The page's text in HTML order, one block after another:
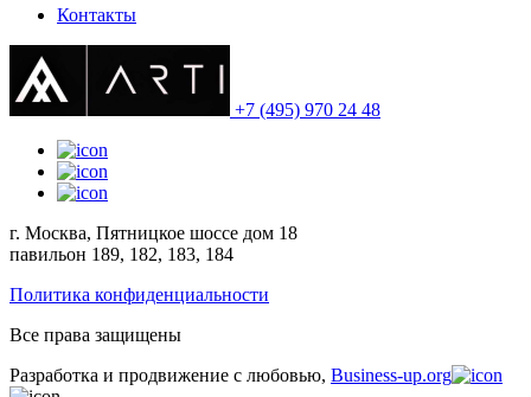
Контакты
+7 (495) 970 24 48
г. Москва, Пятницкое шоссе дом 18
павильон 189, 182, 183, 184
Политика конфиденциальности
Все права защищены
Разработка и продвижение с любовью, Business-up.org